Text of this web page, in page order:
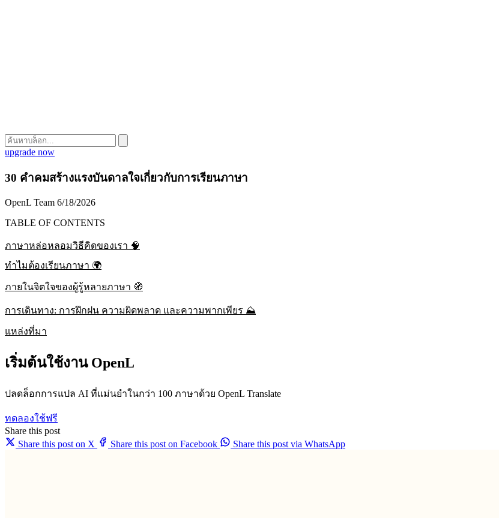
upgrade now
30 คำคมสร้างแรงบันดาลใจเกี่ยวกับการเรียนภาษา
OpenL Team 6/18/2026
TABLE OF CONTENTS
ภาษาหล่อหลอมวิธีคิดของเรา 🧠
ทำไมต้องเรียนภาษา 🌍
ภายในจิตใจของผู้รู้หลายภาษา 🧭
การเดินทาง: การฝึกฝน ความผิดพลาด และความพากเพียร ⛰️
แหล่งที่มา
เริ่มต้นใช้งาน OpenL
ปลดล็อกการแปล AI ที่แม่นยำในกว่า 100 ภาษาด้วย OpenL Translate
ทดลองใช้ฟรี
Share this post
Share this post on X
Share this post on Facebook Share this post via WhatsApp